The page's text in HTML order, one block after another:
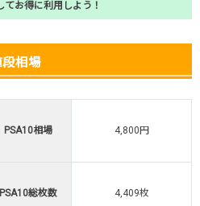
てお得に利用しよう！
段相場
PSA10相場 4,800円
PSA10総枚数 4,409枚